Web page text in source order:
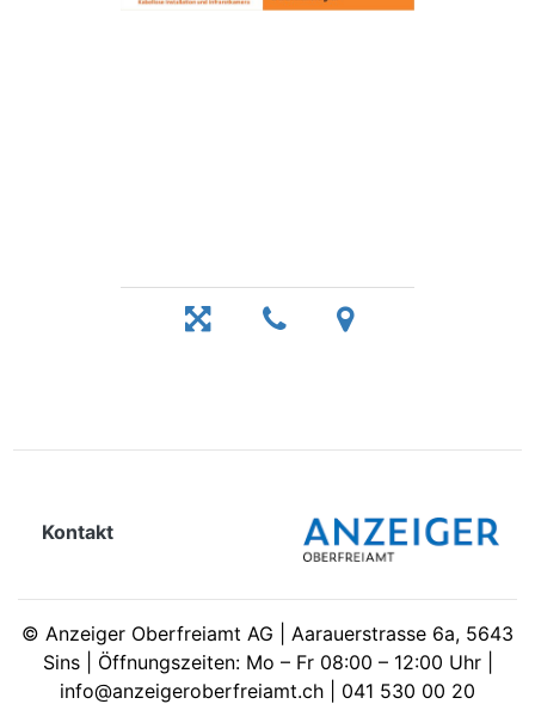
Kontakt
© Anzeiger Oberfreiamt AG | Aarauerstrasse 6a, 5643
Sins | Öffnungszeiten: Mo – Fr 08:00 – 12:00 Uhr |
info@anzeigeroberfreiamt.ch | 041 530 00 20